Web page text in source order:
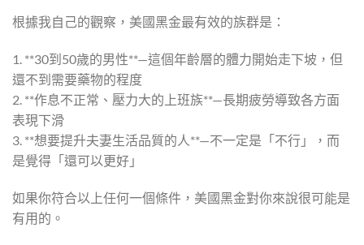
根據我自己的觀察，美國黑金最有效的族群是：
1. **30到50歲的男性**—這個年齡層的體力開始走下坡，但
還不到需要藥物的程度
2. **作息不正常、壓力大的上班族**—長期疲勞導致各方面
表現下滑
3. **想要提升夫妻生活品質的人**—不一定是「不行」，而
是覺得「還可以更好」
如果你符合以上任何一個條件，美國黑金對你來說很可能是
有用的。